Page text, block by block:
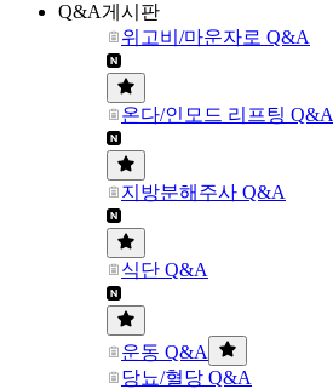
Q&A게시판
위고비/마운자로 Q&A
온다/인모드 리프팅 Q&A
지방분해주사 Q&A
식단 Q&A
운동 Q&A
당뇨/혈당 Q&A